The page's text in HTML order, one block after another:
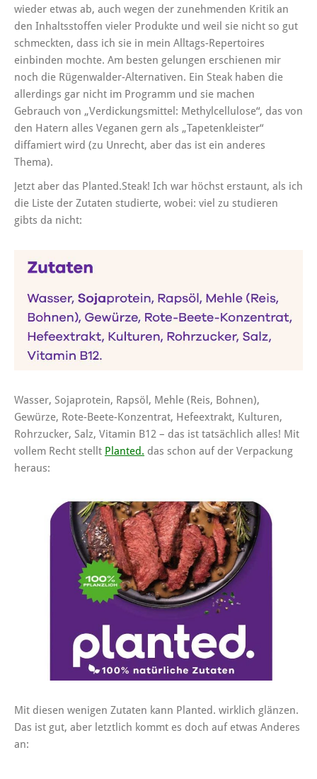
wieder etwas ab, auch wegen der zunehmenden Kritik an
den Inhaltsstoffen vieler Produkte und weil sie nicht so gut
schmeckten, dass ich sie in mein Alltags-Repertoires
einbinden mochte. Am besten gelungen erschienen mir
noch die Rügenwalder-Alternativen. Ein Steak haben die
allerdings gar nicht im Programm und sie machen
Gebrauch von „Verdickungsmittel: Methylcellulose“, das von
den Hatern alles Veganen gern als „Tapetenkleister“
diffamiert wird (zu Unrecht, aber das ist ein anderes
Thema).
Jetzt aber das Planted.Steak! Ich war höchst erstaunt, als ich
die Liste der Zutaten studierte, wobei: viel zu studieren
gibts da nicht:
Wasser, Sojaprotein, Rapsöl, Mehle (Reis, Bohnen),
Gewürze, Rote-Beete-Konzentrat, Hefeextrakt, Kulturen,
Rohrzucker, Salz, Vitamin B12 – das ist tatsächlich alles! Mit
vollem Recht stellt Planted. das schon auf der Verpackung
heraus:
Mit diesen wenigen Zutaten kann Planted. wirklich glänzen.
Das ist gut, aber letztlich kommt es doch auf etwas Anderes
an: